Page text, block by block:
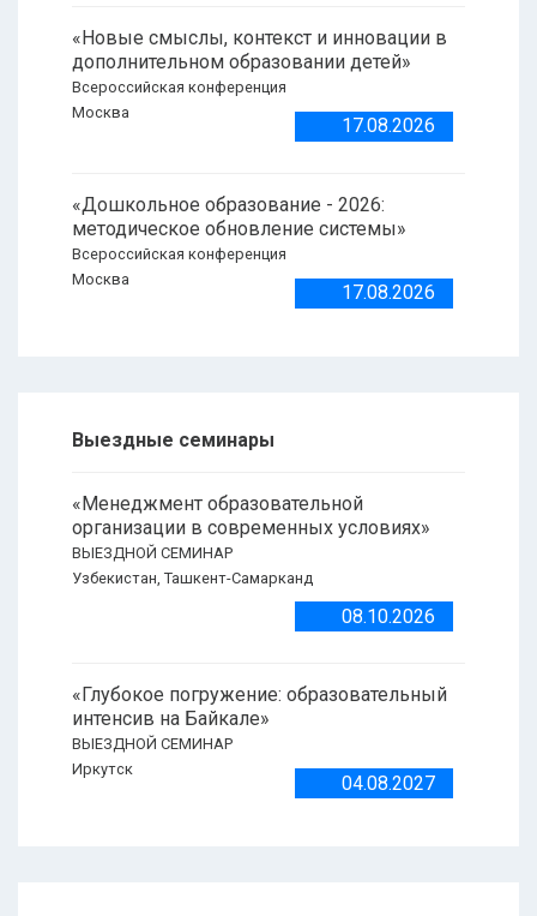
«Новые смыслы, контекст и инновации в
дополнительном образовании детей»
Всероссийская конференция
Москва
17.08.2026
«Дошкольное образование - 2026:
методическое обновление системы»
Всероссийская конференция
Москва
17.08.2026
Выездные семинары
«Менеджмент образовательной
организации в современных условиях»
ВЫЕЗДНОЙ СЕМИНАР
Узбекистан, Ташкент-Самарканд
08.10.2026
«Глубокое погружение: образовательный
интенсив на Байкале»
ВЫЕЗДНОЙ СЕМИНАР
Иркутск
04.08.2027